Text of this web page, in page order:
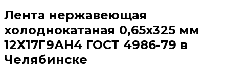
Лента нержавеющая
холоднокатаная 0,65х325 мм
12Х17Г9АН4 ГОСТ 4986-79 в
Челябинске